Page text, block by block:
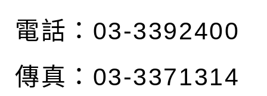
電話：03-3392400
傳真：03-3371314